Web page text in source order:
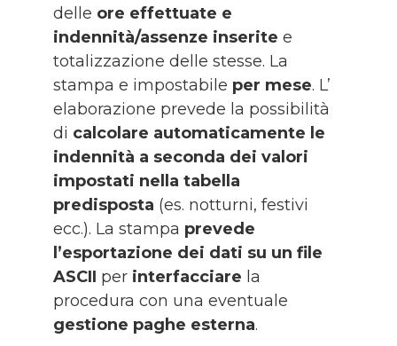
delle ore effettuate e
indennità/assenze inserite e
totalizzazione delle stesse. La
stampa e impostabile per mese. L’
elaborazione prevede la possibilità
di calcolare automaticamente le
indennità a seconda dei valori
impostati nella tabella
predisposta (es. notturni, festivi
ecc.). La stampa prevede
l’esportazione dei dati su un file
ASCII per interfacciare la
procedura con una eventuale
gestione paghe esterna.